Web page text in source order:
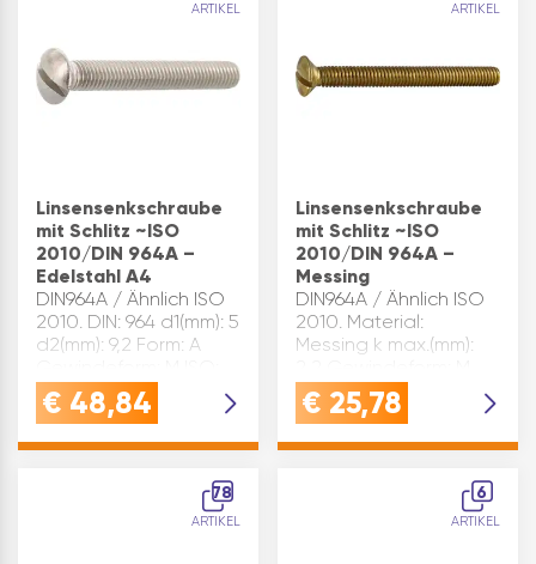
ARTIKEL
Linsensenkschraube
mit Schlitz ~ISO
2010/DIN 964A –
Edelstahl A4
DIN964A / Ähnlich ISO
2010. DIN: 964 d1(mm): 5
d2(mm): 9,2 Form: A
2010 k max.(mm): 2,5
L(mm): 40 Material:
(mm): 2 Größe(mm): M
€ 48,84
ARTIKEL
Linsensenkschraube
mit Schlitz ~ISO
2010/DIN 964A –
Messing
DIN964A / Ähnlich ISO
2010. Material:
Messing k max.(mm):
ISO: 2010 t mind.(mm):
1,6 d1(mm): 4 d2(mm): 7,5
40 DIN: 964 Größe(mm):
€ 25,78
78
ARTIKEL
6
ARTIKEL